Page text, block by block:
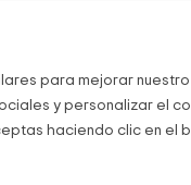
para mejorar
y personalizar el
haciendo clic en el